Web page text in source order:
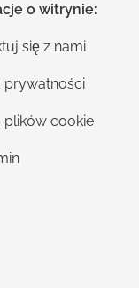
o witrynie:
się z nami
prywatności
plików cookie